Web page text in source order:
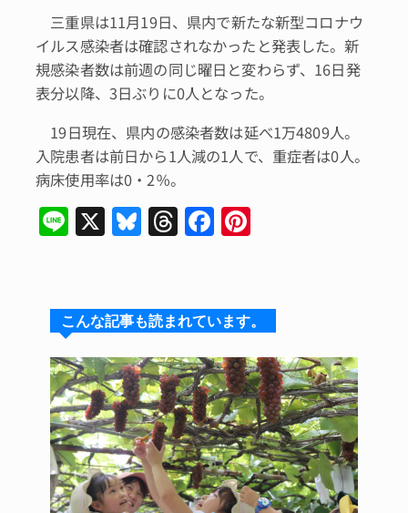
三重県は11月19日、県内で新たな新型コロナウ
イルス感染者は確認されなかったと発表した。新
規感染者数は前週の同じ曜日と変わらず、16日発
表分以降、3日ぶりに0人となった。
19日現在、県内の感染者数は延べ1万4809人。
入院患者は前日から1人減の1人で、重症者は0人。
病床使用率は0・2％。
Li X Bl
s
k
y
T
a
d
s
F
e
b
o
o
k
re
st
こんな記事も読まれています。